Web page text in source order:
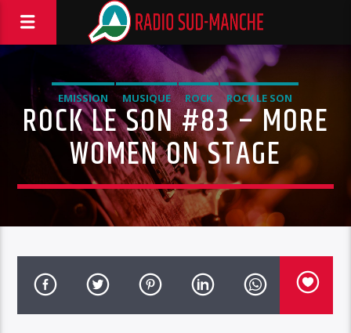
EMISSION MUSIQUE ROCK ROCK LE SON
ROCK LE SON #83 – MORE
WOMEN ON STAGE